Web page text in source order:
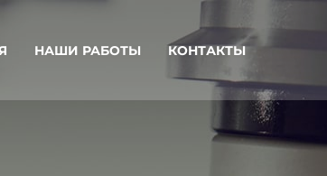
НАШИ РАБОТЫ КОНТАКТЫ